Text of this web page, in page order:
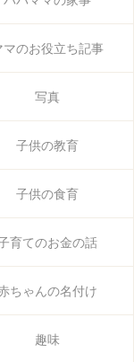
マのお役立ち記事
写真
子供の教育
子供の食育
育てのお金の話
ちゃんの名付け
趣味